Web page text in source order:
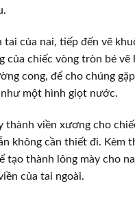
của nai, tiếp đến vẽ
chiếc vòng tròn bé vẽ
cong, để cho chúng
một hình giọt nước.
thành viền xương cho
không cần thiết đi. Kèm
tạo thành lông mày cho
của tai ngoài.